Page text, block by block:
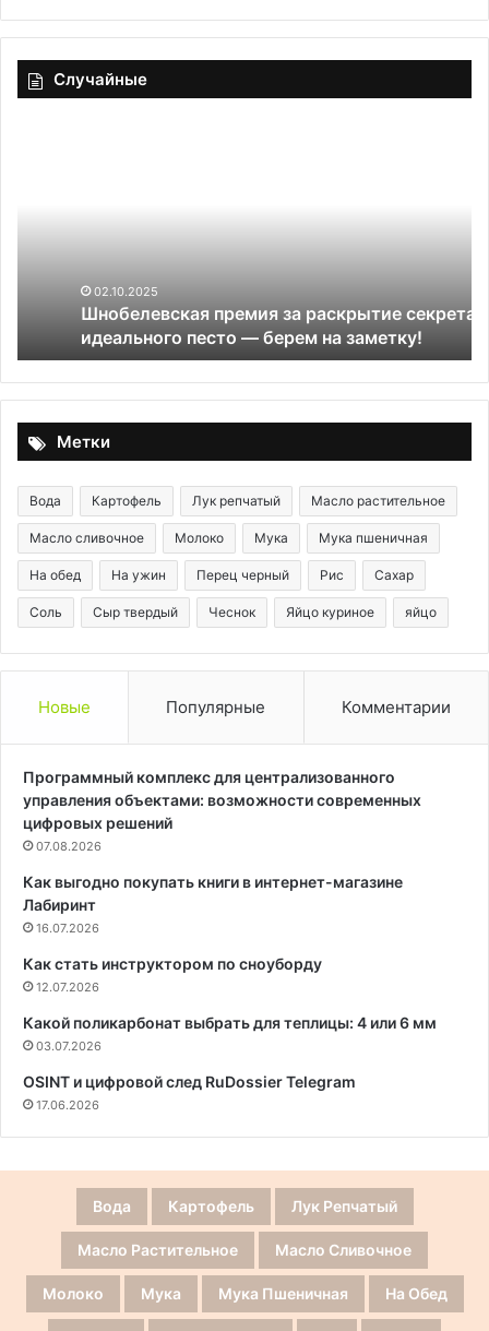
Случайные
заметку!
02.10.2025
Шнобелевская премия за раскрытие секрета
идеального песто — берем на заметку!
Метки
Вода Картофель Лук репчатый Масло растительное
Масло сливочное Молоко Мука Мука пшеничная
На обед На ужин Перец черный Рис Сахар
Соль Сыр твердый Чеснок Яйцо куриное яйцо
Новые Популярные Комментарии
Программный комплекс для централизованного
управления объектами: возможности современных
цифровых решений
07.08.2026
Как выгодно покупать книги в интернет-магазине
Лабиринт
16.07.2026
Как стать инструктором по сноуборду
12.07.2026
Какой поликарбонат выбрать для теплицы: 4 или 6 мм
03.07.2026
OSINT и цифровой след RuDossier Telegram
17.06.2026
Вода Картофель Лук Репчатый
Масло Растительное Масло Сливочное
Молоко Мука Мука Пшеничная На Обед